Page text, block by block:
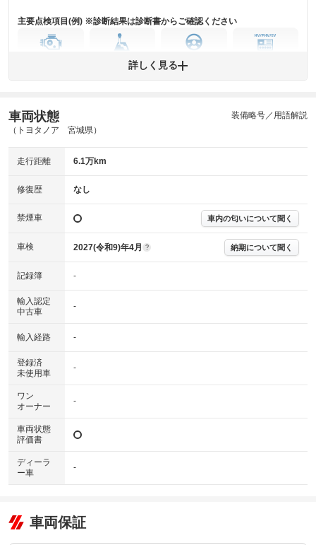
主要点検項目(例) ※診断結果は診断書からご確認ください
ミッション
ステアリング
ABS その他
※グー故障診断は保証サービスではございません。購入時は必ず現車をご
※実際にお渡しする故障診断書につきましては、形式および表示項目が異
※グー故障診断書はあくまでも実施時点での診断結果となります。将来に
わたり車両状態を担保するものではありませんので、車両情報等の詳細は
詳しく見る
車両状態
（トヨタノア 宮城県）
装備略号／用語解説
走行距離 6.1万km
修復歴 なし
禁煙車 車内の匂いについて聞く
車検 2027(令和9)年4月 ? 納期について聞く
記録簿 -
輸入認定
中古車
-
輸入経路 -
登録済
未使用車
-
ワン
オーナー
-
車両状態
評価書
ディーラ
ー車
-
車両保証